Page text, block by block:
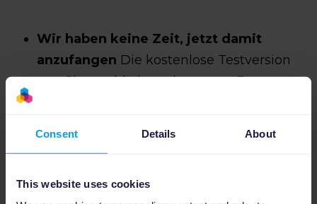
Consent Details About
This website uses cookies
Wir haben keine Zeit, jetzt damit
anzufangen Die kostenlose Testversion
von Channable ist unbegrenzt. Das
so dass wir so schnell wie möglich